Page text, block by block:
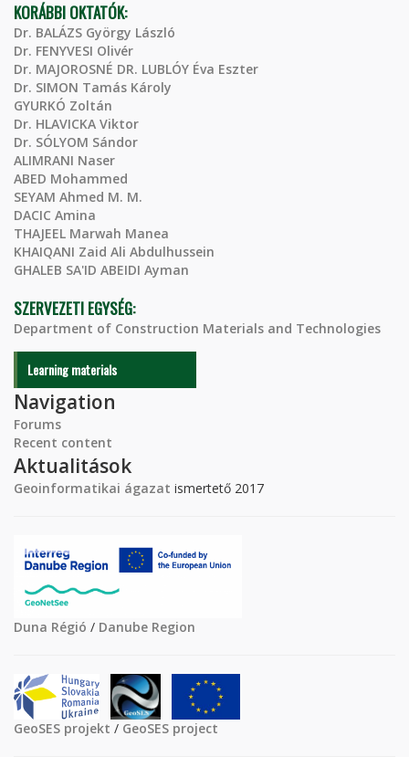
KORÁBBI OKTATÓK:
Dr. BALÁZS György László
Dr. FENYVESI Olivér
Dr. MAJOROSNÉ DR. LUBLÓY Éva Eszter
Dr. SIMON Tamás Károly
GYURKÓ Zoltán
Dr. HLAVICKA Viktor
Dr. SÓLYOM Sándor
ALIMRANI Naser
ABED Mohammed
SEYAM Ahmed M. M.
DACIC Amina
THAJEEL Marwah Manea
KHAIQANI Zaid Ali Abdulhussein
GHALEB SA'ID ABEIDI Ayman
SZERVEZETI EGYSÉG:
Department of Construction Materials and Technologies
Learning materials
Navigation
Forums
Recent content
Aktualitások
Geoinformatikai ágazat ismertető 2017
Duna Régió / Danube Region
GeoSES projekt / GeoSES project